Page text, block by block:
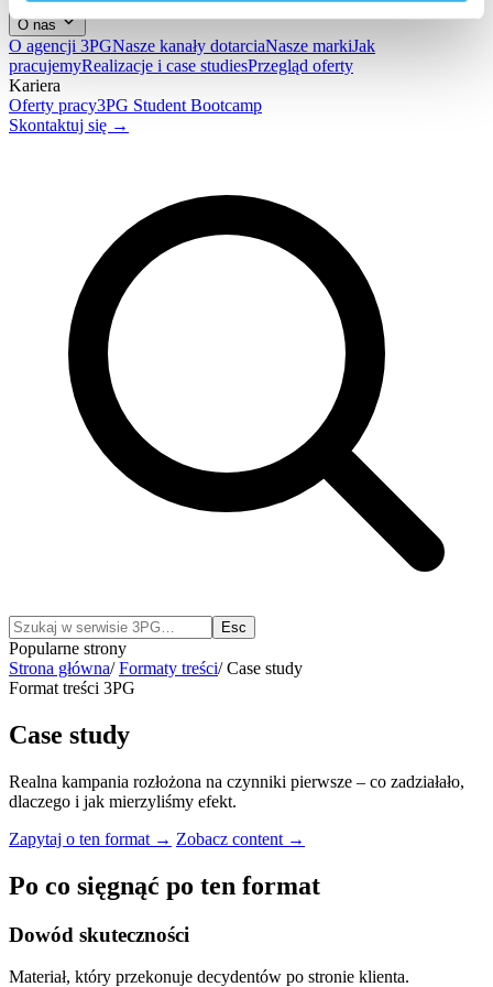
O nas
O agencji 3PGNasze kanały dotarciaNasze markiJak
pracujemyRealizacje i case studiesPrzegląd oferty
Kariera
Oferty pracy3PG Student Bootcamp
Skontaktuj się →
Esc
Popularne strony
Strona główna/ Formaty treści/ Case study
Format treści 3PG
Case study
Realna kampania rozłożona na czynniki pierwsze – co zadziałało,
dlaczego i jak mierzyliśmy efekt.
Zapytaj o ten format → Zobacz content →
Po co sięgnąć po ten format
Dowód skuteczności
Materiał, który przekonuje decydentów po stronie klienta.